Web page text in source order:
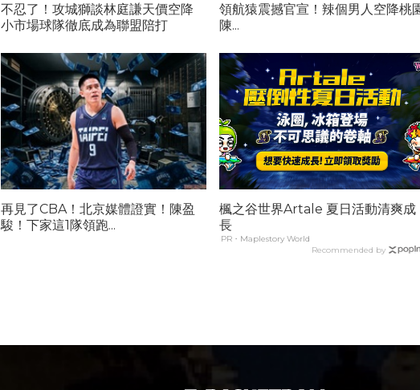
不忍了！攻城獅談林庭謙天價空降
小市場球隊徹底成為聯盟陪打
領航猿震撼官宣！辣個男人空降桃
陳...
再見了CBA！北京媒體證實！陳盈
駿！下家這1隊領跑...
楓之谷世界Artale 夏日活動清爽成
長
PR・Maplestory World
Recommended by